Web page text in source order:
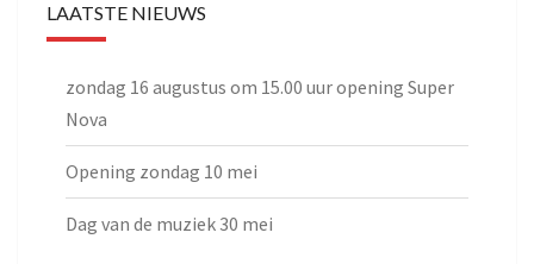
LAATSTE NIEUWS
zondag 16 augustus om 15.00 uur opening Super
Nova
Opening zondag 10 mei
Dag van de muziek 30 mei